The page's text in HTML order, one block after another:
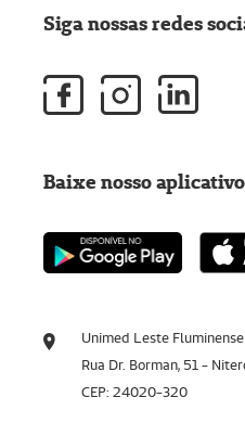
Unimed Leste Fluminense
Rua Dr. Borman, 51 -
CEP: 24020-320
Siga nossas redes
Baixe nosso aplicativo